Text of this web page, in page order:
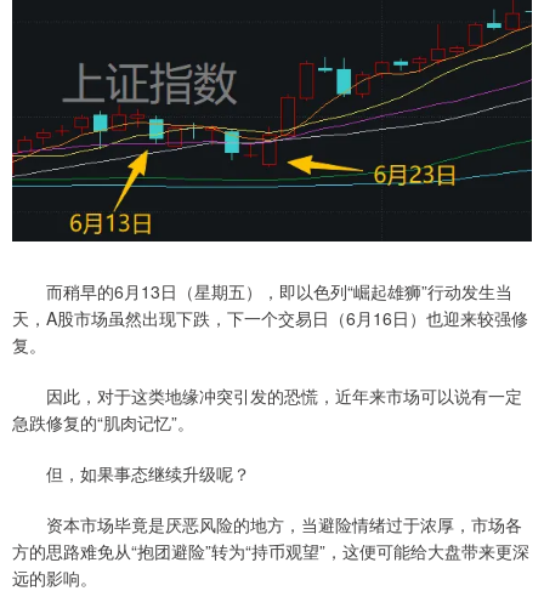
而稍早的6月13日（星期五），即以色列“崛起雄狮”行动发生当
天，A股市场虽然出现下跌，下一个交易日（6月16日）也迎来较强修
复。
因此，对于这类地缘冲突引发的恐慌，近年来市场可以说有一定
急跌修复的“肌肉记忆”。
但，如果事态继续升级呢？
资本市场毕竟是厌恶风险的地方，当避险情绪过于浓厚，市场各
方的思路难免从“抱团避险”转为“持币观望”，这便可能给大盘带来更深
远的影响。